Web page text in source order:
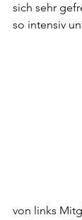
sich sehr
so intensiv
von links